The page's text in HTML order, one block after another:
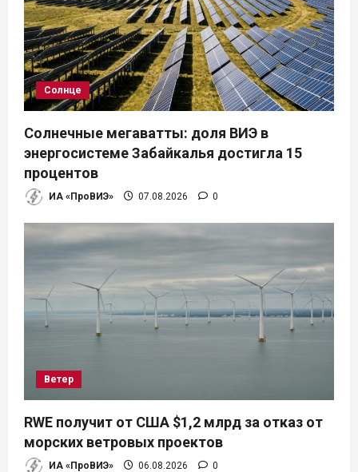
Солнце
Солнечные мегаватты: доля ВИЭ в
энергосистеме Забайкалья достигла 15
процентов
ИА «ПроВИЭ» 07.08.2026 0
Ветер
RWE получит от США $1,2 млрд за отказ от
морских ветровых проектов
ИА «ПроВИЭ» 06.08.2026 0